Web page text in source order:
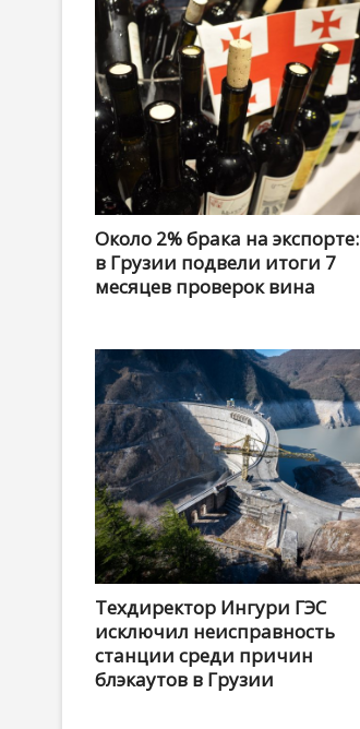
Около 2% брака на экспорте:
в Грузии подвели итоги 7
месяцев проверок вина
Техдиректор Ингури ГЭС
исключил неисправность
станции среди причин
блэкаутов в Грузии